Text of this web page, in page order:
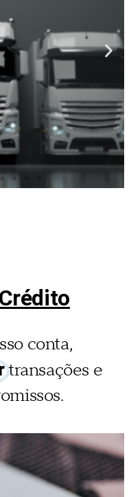
qual for!
conta,
transações e